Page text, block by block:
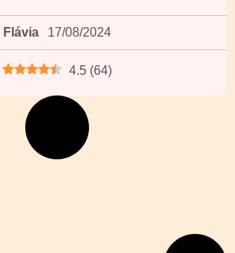
Flávia 17/08/2024
4.5 (64)